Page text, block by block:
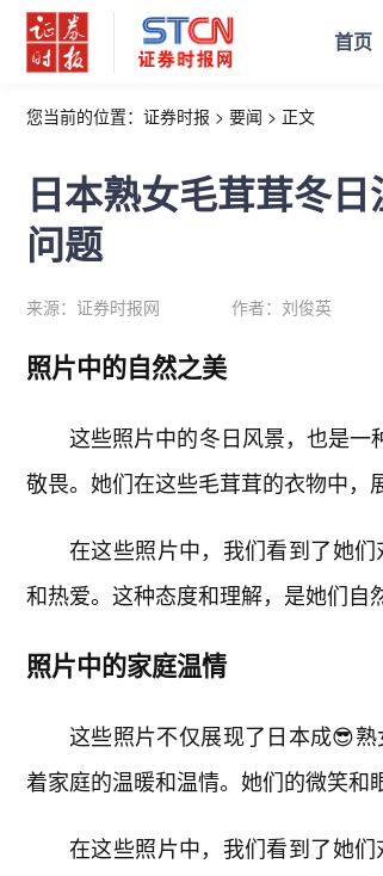
首页
您当前的位置： 证券时报 > 要闻 > 正文
日本熟女毛茸茸冬
问题
来源： 证券时报网 作者： 刘俊英
照片中的自然之美
这些照片中的冬日风景，也是一
敬畏。她们在这些毛茸茸的衣物中，
在这些照片中，我们看到了她
和热爱。这种态度和理解，是她们自
照片中的家庭温情
这些照片不仅展现了日本成😎
着家庭的温暖和温情。她们的微笑和
在这些照片中，我们看到了她